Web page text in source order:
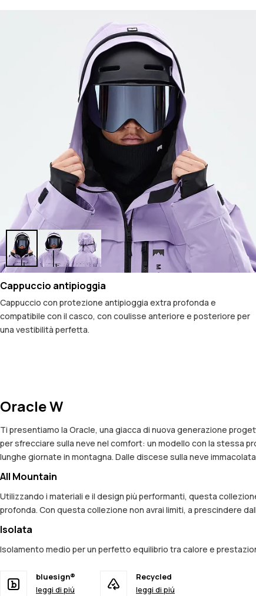
Cappuccio antipioggia
Cappuccio con protezione antipioggia extra profonda e
compatibile con il casco, con coulisse anteriore e posteriore per
una vestibilità perfetta.
Oracle W
Ti presentiamo la Oracle, una giacca di nuova generazione
per sfrecciare sulla neve nel comfort: un modello con la stessa
lunghe giornate in montagna. Dalle discese sulla neve
All Mountain
Utilizzando i materiali e il design più performanti, questa
profonda. Con questa collezione non avrai limiti, a prescindere
Isolata
Isolamento medio per un perfetto equilibrio tra calore e
bluesign®
leggi di piú
Recycled
leggi di piú